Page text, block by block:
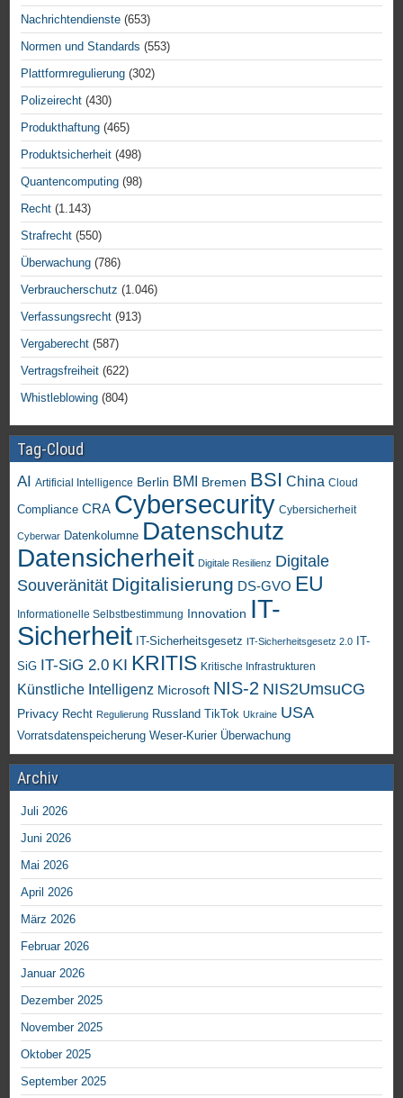
Nachrichtendienste (653)
Normen und Standards (553)
Plattformregulierung (302)
Polizeirecht (430)
Produkthaftung (465)
Produktsicherheit (498)
Quantencomputing (98)
Recht (1.143)
Strafrecht (550)
Überwachung (786)
Verbraucherschutz (1.046)
Verfassungsrecht (913)
Vergaberecht (587)
Vertragsfreiheit (622)
Whistleblowing (804)
Tag-Cloud
AI Artificial Intelligence Berlin BMI Bremen BSI China Cloud
Compliance CRA Cybersecurity Cybersicherheit
Cyberwar Datenkolumne Datenschutz
Datensicherheit Digitale Resilienz Digitale
Souveränität Digitalisierung DS-GVO EU
Informationelle Selbstbestimmung Innovation IT-
Sicherheit IT-Sicherheitsgesetz IT-Sicherheitsgesetz 2.0
IT-
SiG IT-SiG 2.0 KI KRITIS Kritische Infrastrukturen
Künstliche Intelligenz Microsoft NIS-2 NIS2UmsuCG
Privacy Recht Regulierung Russland TikTok Ukraine USA
Vorratsdatenspeicherung Weser-Kurier Überwachung
Archiv
Juli 2026
Juni 2026
Mai 2026
April 2026
März 2026
Februar 2026
Januar 2026
Dezember 2025
November 2025
Oktober 2025
September 2025